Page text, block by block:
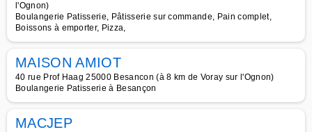
l'Ognon)
Boulangerie Patisserie, Pâtisserie sur commande, Pain complet,
Boissons à emporter, Pizza,
MAISON AMIOT
40 rue Prof Haag 25000 Besancon (à 8 km de Voray sur l'Ognon)
Boulangerie Patisserie à Besançon
MACJEP